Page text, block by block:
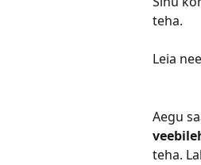
teha.
Leia
Aegu
teha.